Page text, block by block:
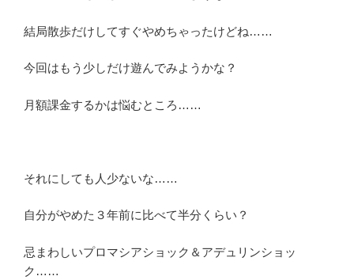
結局散歩だけしてすぐやめちゃったけどね……
今回はもう少しだけ遊んでみようかな？
月額課金するかは悩むところ……
それにしても人少ないな……
自分がやめた３年前に比べて半分くらい？
忌まわしいプロマシアショック＆アデュリンショッ
ク……